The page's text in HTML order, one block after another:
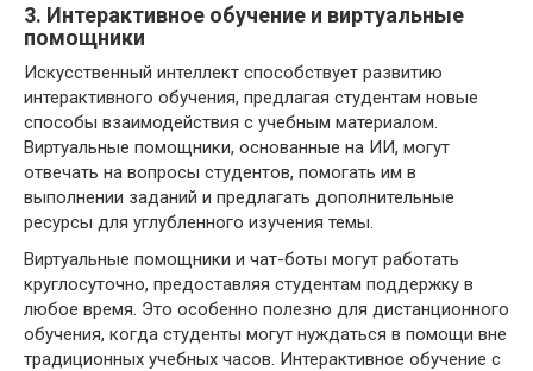
3. Интерактивное обучение и виртуальные
помощники
Искусственный интеллект способствует развитию
интерактивного обучения, предлагая студентам новые
способы взаимодействия с учебным материалом.
Виртуальные помощники, основанные на ИИ, могут
отвечать на вопросы студентов, помогать им в
выполнении заданий и предлагать дополнительные
ресурсы для углубленного изучения темы.
Виртуальные помощники и чат-боты могут работать
круглосуточно, предоставляя студентам поддержку в
любое время. Это особенно полезно для дистанционного
обучения, когда студенты могут нуждаться в помощи вне
традиционных учебных часов. Интерактивное обучение с